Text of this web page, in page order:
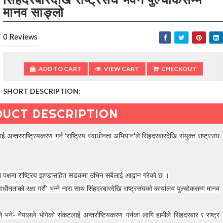
मानव साङ्लो
0 Reviews
ADD TO CART VIEW CART CHECKOUT
SHORT DESCRIPTION:
DESCRIPTION
गर्न ‘राष्ट्रिय स्वाधीनता अभियान’ले सिंहदरबारदेखि संयुक्त राष्ट्रसंघ
राष्ट्रिय झण्डासहित सडकमा उभिन सबैलाई आह्वान गरेको छ ।
रक्षा गराैं’ भन्ने नारा साथ सिंहदरबारदेखि राष्ट्रसंघको कार्यालय पुल्चोकसम्म मानव
नेपालले भोगेको संकटलाई अन्तर्राष्टियकरण गर्नका लागि हामीले सिंहदरबार र राष्ट्र